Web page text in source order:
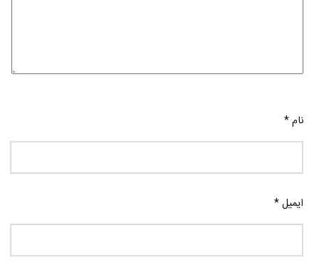
نام*
ایمیل*